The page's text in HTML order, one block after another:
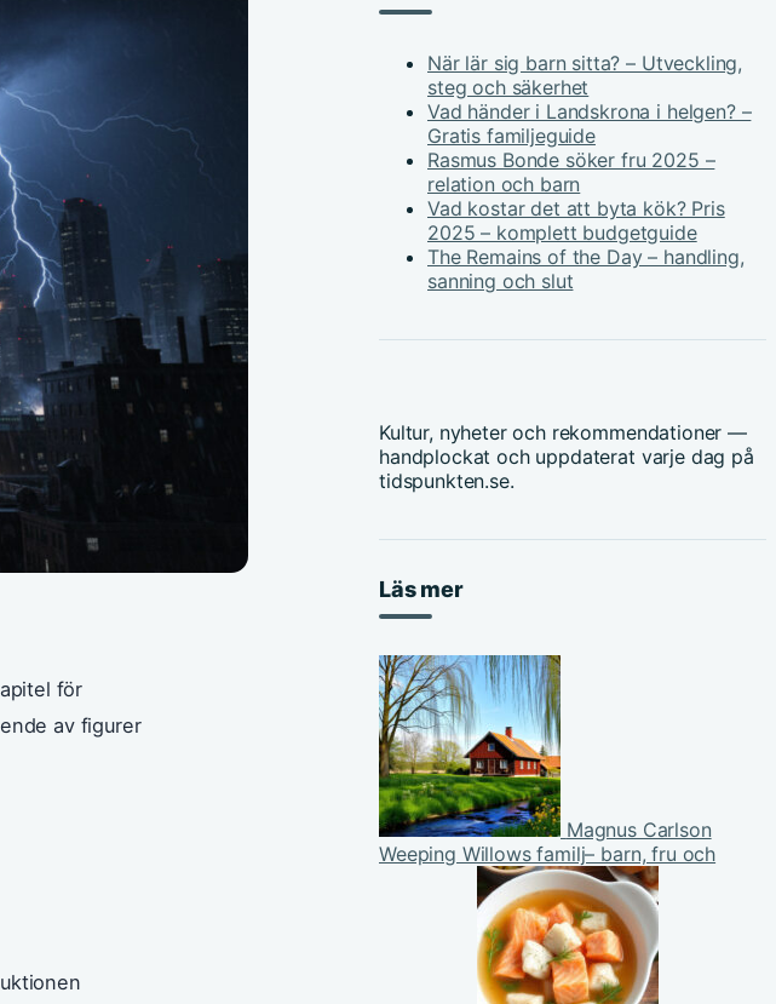
för
av figurer
När lär sig barn sitta? – Utveckling,
steg och säkerhet
Vad händer i Landskrona i helgen? –
Gratis familjeguide
Rasmus Bonde söker fru 2025 –
relation och barn
Vad kostar det att byta kök? Pris
2025 – komplett budgetguide
The Remains of the Day – handling,
sanning och slut
Kultur, nyheter och rekommendationer —
handplockat och uppdaterat varje dag på
tidspunkten.se.
Läs mer
Magnus Carlson
Weeping Willows familj– barn, fru och